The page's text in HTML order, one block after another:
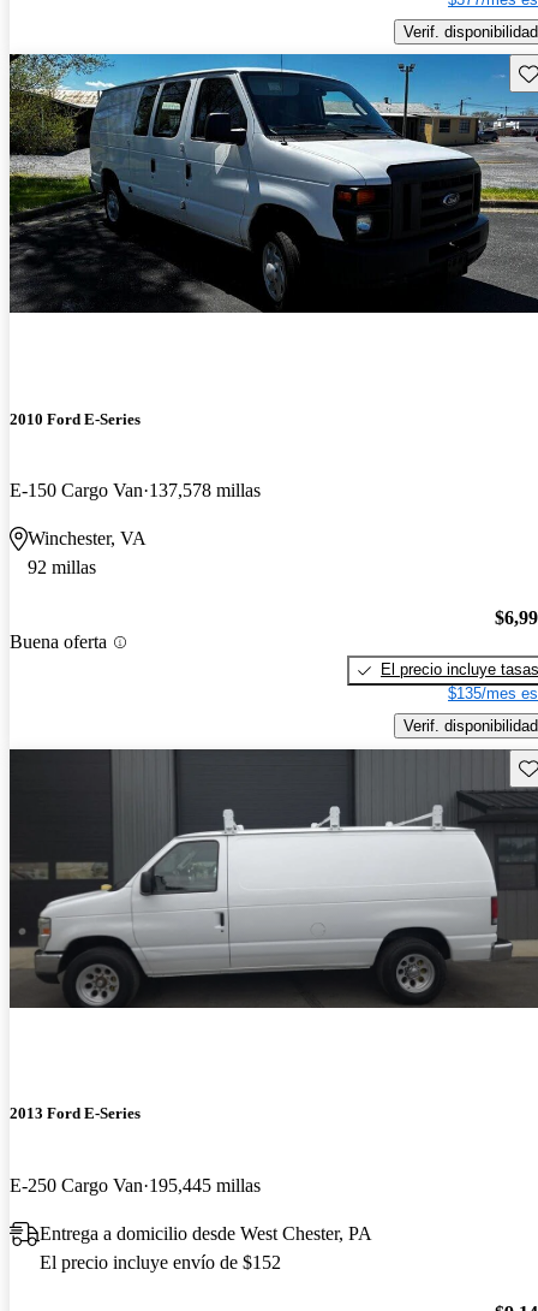
Verif. disponibilidad
2010 Ford E-Series
E-150 Cargo Van 137,578 millas
Winchester, VA
92 millas
Buena oferta
El precio incluye tasas
$135/mes
Verif. disponibilidad
2013 Ford E-Series
E-250 Cargo Van 195,445 millas
Entrega a domicilio desde West Chester, PA
El precio incluye envío de $152